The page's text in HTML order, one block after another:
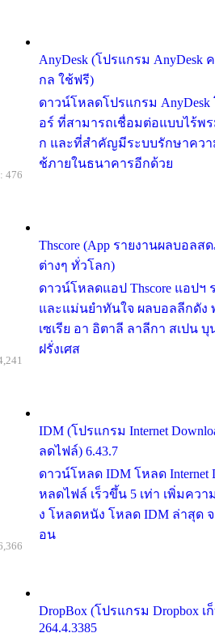
AnyDesk (โปรแกรม AnyDesk
กล ใช้ฟรี)
ดาวน์โหลดโปรแกรม
อร์ ที่สามารถเชื่อมต่อแบบไร้พ
ก และที่สำคัญมีระบบรักษาคว
ช้ภายในธนาคารอีกด้วย
Thscore (App รายงานผลบอล
ต่างๆ ทั่วโลก)
ดาวน์โหลดแอป Thscore แอปฯ
และแม่นยำทันใจ ผลบอลลีกดัง
เซเรีย อา อิตาลี ลาลีกา สเปน บุ
ฝรั่งเศส
476
IDM (โปรแกรม Internet
ลดไฟล์) 6.43.7
ดาวน์โหลด IDM โหลด Internet
หลดไฟล์ เร็วขึ้น 5 เท่า เพิ่มควา
ง โหลดหนัง โหลด IDM ล่าสุด จ
อน
DropBox (โปรแกรม Dropbox
264.4.3385